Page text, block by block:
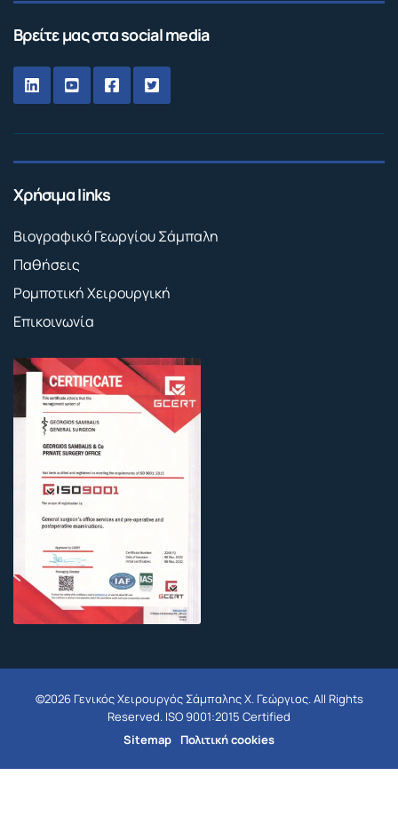
Βρείτε μας στα social media
Χρήσιμα links
Βιογραφικό Γεωργίου Σάμπαλη
Παθήσεις
Ρομποτική Χειρουργική
Επικοινωνία
©2026 Γενικός Χειρουργός Σάμπαλης Χ. Γεώργιος. All Rights
Reserved. ISO 9001:2015 Certified
Sitemap
Πολιτική cookies